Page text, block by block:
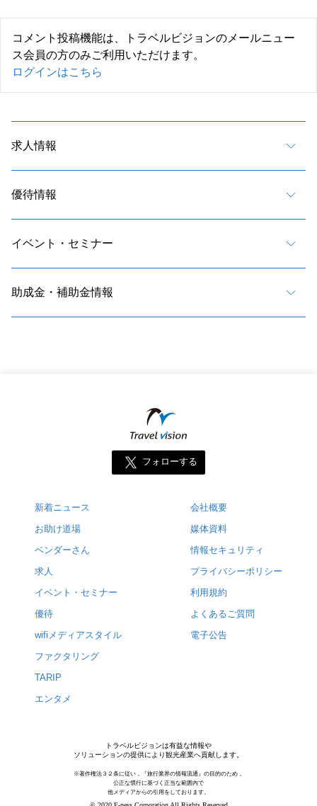
コメント投稿機能は、トラベルビジョンのメールニュー
ス会員の方のみご利用いただけます。
ログインはこちら
求人情報
優待情報
イベント・セミナー
助成金・補助金情報
フォローする
新着ニュース
お助け道場
ベンダーさん
求人
イベント・セミナー
優待
wifiメディアスタイル
ファクタリング
TARIP
エンタメ
会社概要
媒体資料
情報セキュリティ
プライバシーポリシー
利用規約
よくあるご質問
電子公告
トラベルビジョンは有益な情報や
ソリューションの提供により観光産業へ貢献します。
※著作権法３２条に従い，『旅行業界の情報流通』の目的のため，
公正な慣行に基づく正当な範囲内で
他メディアからの引用をしております。